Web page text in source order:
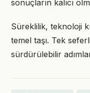
sonuçların kalıcı
Süreklilik, teknoloji
temel taşı. Tek
sürdürülebilir